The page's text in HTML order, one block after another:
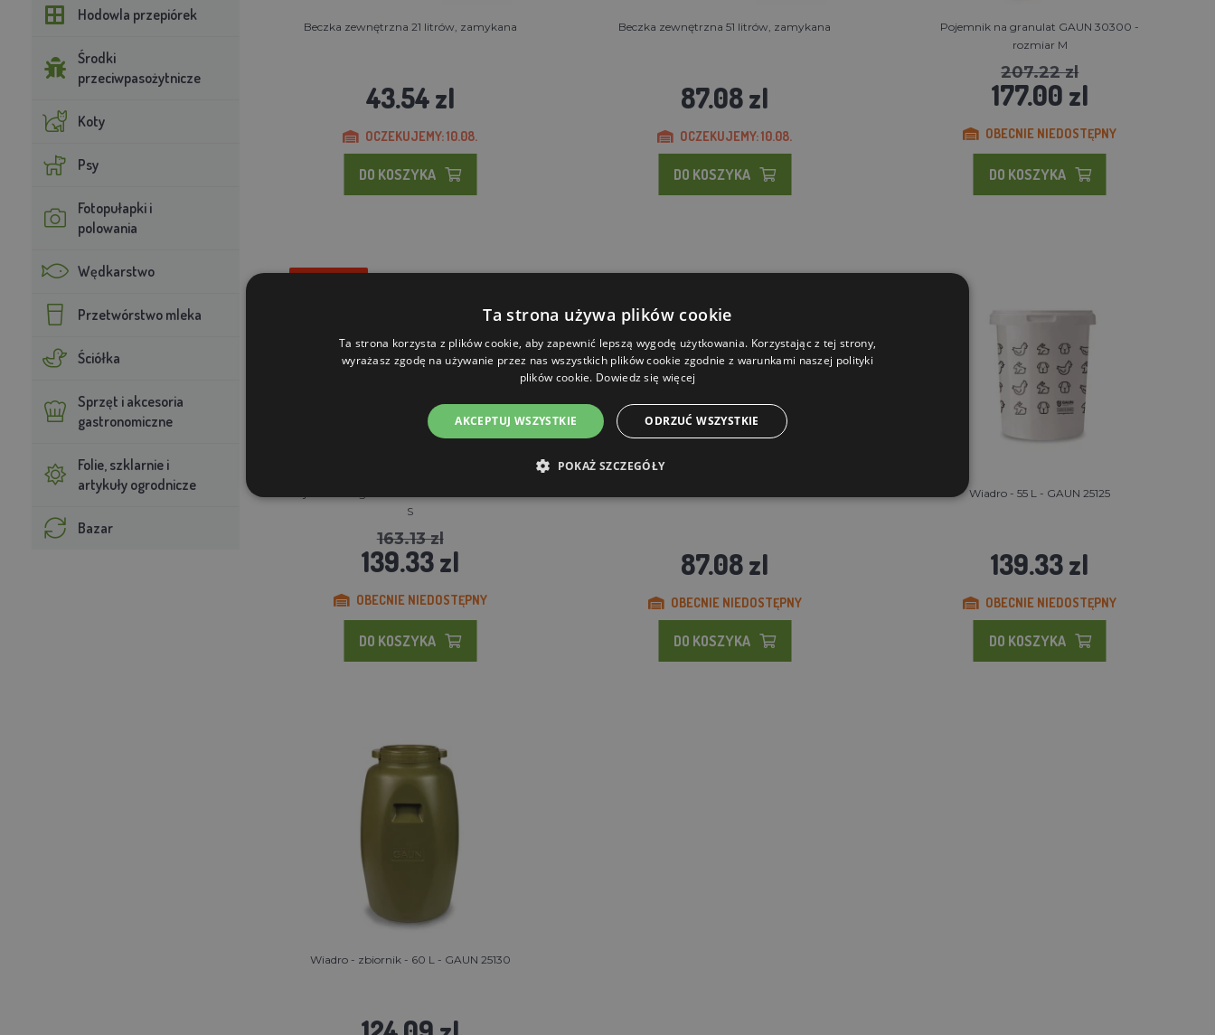
Hodowla przepiórek
Środki
przeciwpasożytnicze
Koty
Psy
Fotopułapki i
polowania
Wędkarstwo
Przetwórstwo mleka
Ściółka
Sprzęt i akcesoria
gastronomiczne
Folie, szklarnie i
artykuły ogrodnicze
Bazar
Beczka zewnętrzna 21 litrów, zamykana
43.54 zl
OCZEKUJEMY: 10.08.
DO KOSZYKA
Beczka zewnętrzna 51 litrów, zamykana
87.08 zl
OCZEKUJEMY: 10.08.
DO KOSZYKA
Pojemnik na granulat GAUN 30300 -
rozmiar M
207.22 zl
177.00 zl
OBECNIE NIEDOSTĘPNY
DO KOSZYKA
S
163.13 zl
139.33 zl
OBECNIE NIEDOSTĘPNY
DO KOSZYKA
87.08 zl
OBECNIE NIEDOSTĘPNY
DO KOSZYKA
Wiadro - 55 L - GAUN 25125
139.33 zl
OBECNIE NIEDOSTĘPNY
DO KOSZYKA
Wiadro - zbiornik - 60 L - GAUN 25130
Ta strona używa plików cookie
Ta strona korzysta z plików cookie, aby zapewnić lepszą wygodę użytkowania. Korzystając z tej strony,
wyrażasz zgodę na używanie przez nas wszystkich plików cookie zgodnie z warunkami naszej polityki
plików cookie. Dowiedz się więcej
AKCEPTUJ WSZYSTKIE ODRZUĆ WSZYSTKIE
POKAŻ SZCZEGÓŁY